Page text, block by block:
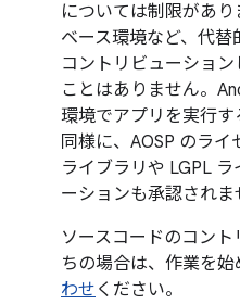
については制限があ
ベース環境など、代替
コントリビューショ
ことはありません。
環境でアプリを実行す
同様に、AOSP のラ
ライブラリや LGPL
ーションも承認されま
ソースコードのコン
ちの場合は、作業を始
わせ ください。